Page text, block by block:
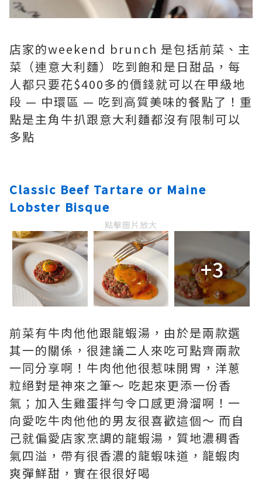
店家的weekend brunch 是包括前菜、主
菜（連意大利麵）吃到飽和是日甜品，每
人都只要花$400多的價錢就可以在甲級地
段 — 中環區 — 吃到高質美味的餐點了！重
點是主角牛扒跟意大利麵都沒有限制可以
多點
Classic Beef Tartare or Maine
Lobster Bisque
點擊圖片放大
+3
前菜有牛肉他他跟龍蝦湯，由於是兩款選
其一的關係，很建議二人來吃可點齊兩款
一同分享啊！牛肉他他很惹味開胃，洋蔥
粒絕對是神來之筆～ 吃起來更添一份香
氣；加入生雞蛋拌勻令口感更滑溜啊！一
向愛吃牛肉他他的男友很喜歡這個～ 而自
己就偏愛店家烹調的龍蝦湯，質地濃稠香
氣四溢，帶有很香濃的龍蝦味道，龍蝦肉
爽彈鮮甜，實在很很好喝